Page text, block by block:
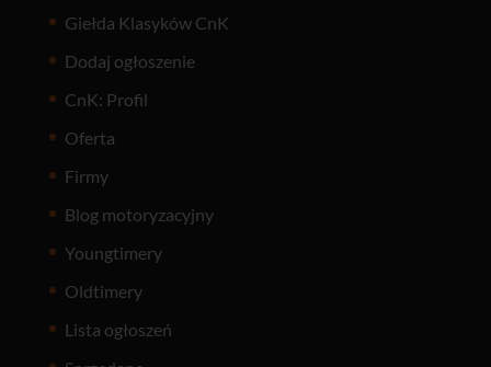
Giełda Klasyków CnK
Dodaj ogłoszenie
CnK: Profil
Oferta
Firmy
Blog motoryzacyjny
Youngtimery
Oldtimery
Lista ogłoszeń